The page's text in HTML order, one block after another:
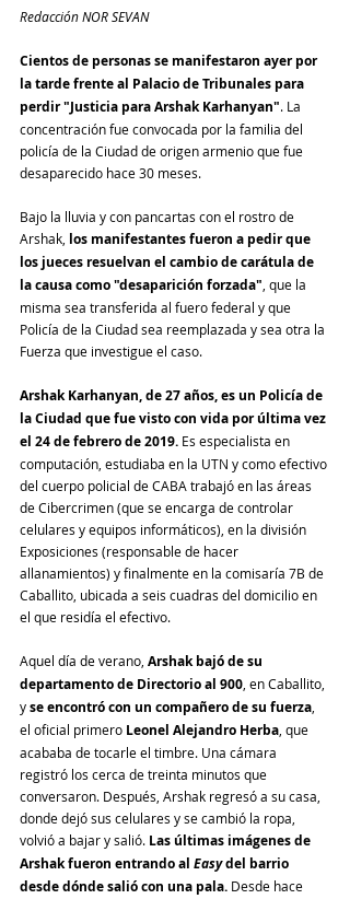
Redacción NOR SEVAN
Cientos de personas se manifestaron ayer por
la tarde frente al Palacio de Tribunales para
perdir "Justicia para Arshak Karhanyan". La
concentración fue convocada por la familia del
policía de la Ciudad de origen armenio que fue
desaparecido hace 30 meses.
Bajo la lluvia y con pancartas con el rostro de
Arshak, los manifestantes fueron a pedir que
los jueces resuelvan el cambio de carátula de
la causa como "desaparición forzada" , que la
misma sea transferida al fuero federal y que
Policía de la Ciudad sea reemplazada y sea otra la
Fuerza que investigue el caso.
Arshak Karhanyan, de 27 años, es un Policía de
la Ciudad que fue visto con vida por última vez
el 24 de febrero de 2019. Es especialista en
computación, estudiaba en la UTN y como efectivo
del cuerpo policial de CABA trabajó en las áreas
de Cibercrimen (que se encarga de controlar
celulares y equipos informáticos), en la división
Exposiciones (responsable de hacer
allanamientos) y finalmente en la comisaría 7B de
Caballito, ubicada a seis cuadras del domicilio en
el que residía el efectivo.
Aquel día de verano, Arshak bajó de su
departamento de Directorio al 900 , en Caballito,
y se encontró con un compañero de su fuerza
el oficial primero Leonel Alejandro Herba , que
acababa de tocarle el timbre. Una cámara
registró los cerca de treinta minutos que
conversaron. Después, Arshak regresó a su casa,
donde dejó sus celulares y se cambió la ropa,
volvió a bajar y salió. Las últimas imágenes de
Arshak fueron entrando al Easy del barrio
desde dónde salió con una pala. Desde hace